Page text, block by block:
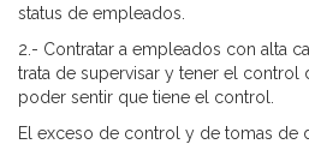
status de empleados.
2.- Contratar a empleados con alta
trata de supervisar y tener el control
poder sentir que tiene el control.
El exceso de control y de tomas de